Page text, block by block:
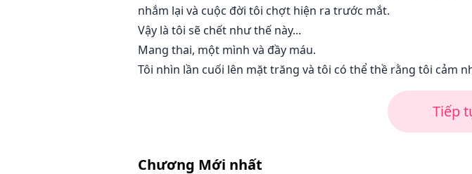
nhắm lại và cuộc đời tôi chợt hiện ra trước mắt.
Vậy là tôi sẽ chết như thế này...
Mang thai, một mình và đầy máu.
Tôi nhìn lần cuối lên mặt trăng và tôi có thể thề rằng tôi cảm
Tiếp
Chương Mới nhất